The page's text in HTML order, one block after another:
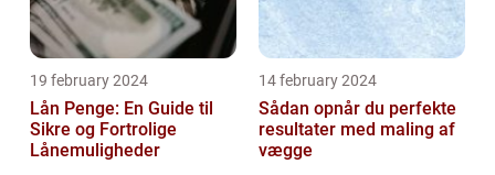
19 february 2024
Lån Penge: En Guide til
Sikre og Fortrolige
Lånemuligheder
14 february 2024
Sådan opnår du perfekte
resultater med maling af
vægge